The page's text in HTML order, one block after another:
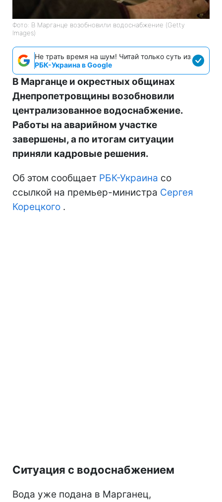
Фото: В Марганце возобновили водоснабжение (Getty
Images)
Не трать время на шум! Читай только суть из
РБК-Украина в Google
В Марганце и окрестных общинах
Днепропетровщины возобновили
централизованное водоснабжение.
Работы на аварийном участке
завершены, а по итогам ситуации
приняли кадровые решения.
Об этом сообщает РБК-Украина со
ссылкой на премьер-министра Сергея
Корецкого .
Ситуация с водоснабжением
Вода уже подана в Марганец,